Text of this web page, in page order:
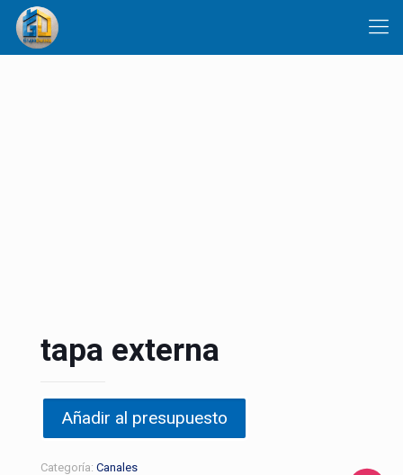
tapa externa
Añadir al presupuesto
Categoría: Canales